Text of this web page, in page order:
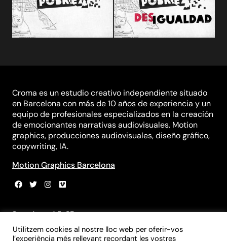
Croma es un estudio creativo independiente situado
en Barcelona con más de 10 años de experiencia y un
equipo de profesionales especializados en la creación
de emocionantes narrativas audiovisuales. Motion
graphics, producciones audiovisuales, diseño gráfico,
copywriting, IA.
Motion Graphics Barcelona
Sant Agustí 5, 3B
08012 Barcelona
+34 931 839 981
Utilitzem cookies al nostre lloc web per oferir-vos
l’experiència més rellevant recordant les vostres